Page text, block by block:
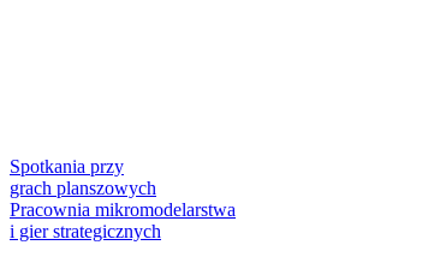
Spotkania przy
grach planszowych
Pracownia mikromodelarstwa
i gier strategicznych